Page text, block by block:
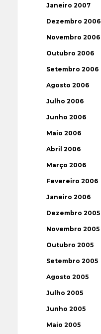
Janeiro 2007
Dezembro 2006
Novembro 2006
Outubro 2006
Setembro 2006
Agosto 2006
Julho 2006
Junho 2006
Maio 2006
Abril 2006
Março 2006
Fevereiro 2006
Janeiro 2006
Dezembro 2005
Novembro 2005
Outubro 2005
Setembro 2005
Agosto 2005
Julho 2005
Junho 2005
Maio 2005